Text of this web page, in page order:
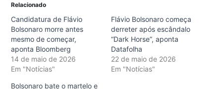
Relacionado
Candidatura de Flávio
Bolsonaro morre antes
mesmo de começar,
aponta Bloomberg
14 de maio de 2026
Em "Notícias"
Flávio Bolsonaro começa
derreter após escândalo
“Dark Horse”, aponta
Datafolha
22 de maio de 2026
Em "Notícias"
Bolsonaro bate o martelo e